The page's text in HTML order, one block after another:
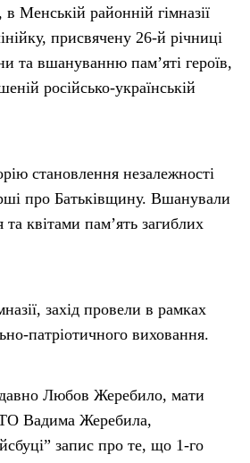
Менській районній гімназії
присвячену 26-й річниці
та вшануванню пам’яті героїв,
російсько-українській
становлення незалежності
про Батьківщину. Вшанували
квітами пам’ять загиблих
захід провели в рамках
патріотичного виховання.
Любов Жеребило, мати
Вадима Жеребила,
запис про те, що 1-го